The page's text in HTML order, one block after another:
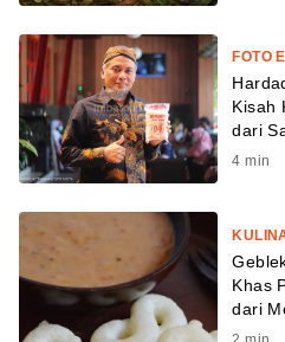
FOTO
Kisah
dari
4 min
Khas
dari